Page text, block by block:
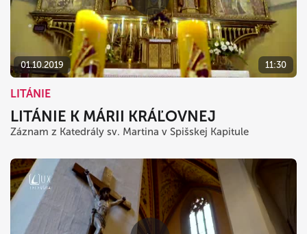
01.10.2019 11:30
LITÁNIE
LITÁNIE K MÁRII KRÁĽOVNEJ
Záznam z Katedrály sv. Martina v Spišskej Kapitule